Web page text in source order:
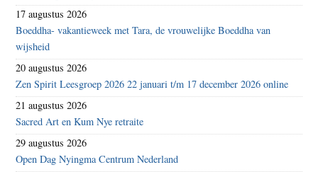
17 augustus 2026
Boeddha- vakantieweek met Tara, de vrouwelijke Boeddha van
wijsheid
20 augustus 2026
Zen Spirit Leesgroep 2026 22 januari t/m 17 december 2026 online
21 augustus 2026
Sacred Art en Kum Nye retraite
29 augustus 2026
Open Dag Nyingma Centrum Nederland